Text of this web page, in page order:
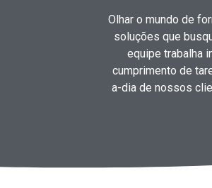
Olhar o mundo de
soluções que
equipe trabalha
cumprimento de
a-dia de nossos